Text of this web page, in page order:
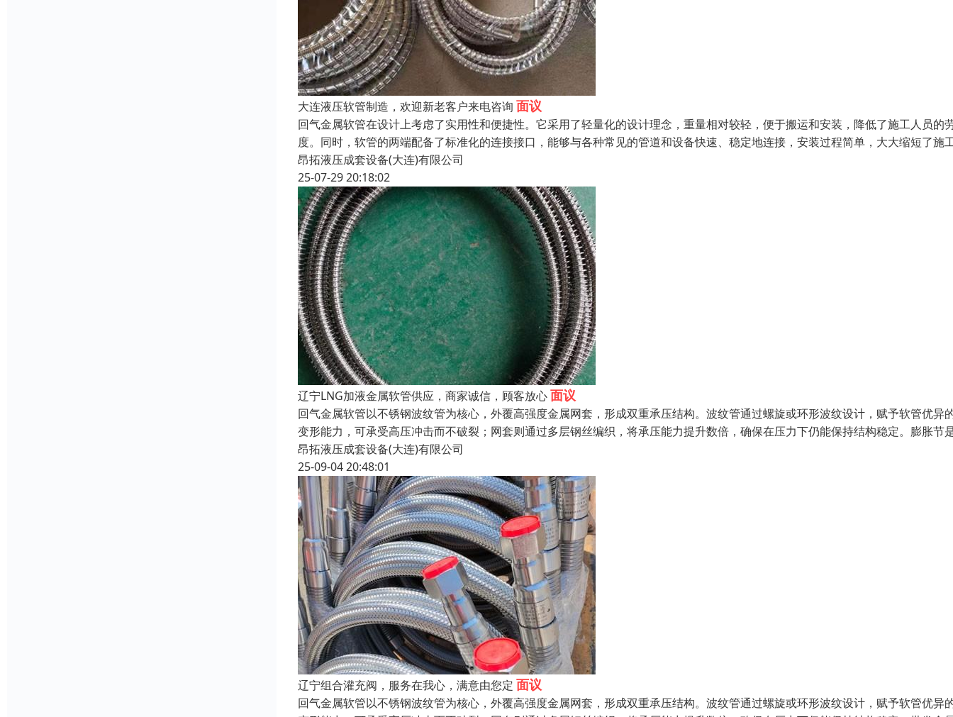
大连液压软管制造，欢迎新老客户来电咨询 面议
回气金属软管在设计上考虑了实用性和便捷性。它采用了轻量化的设计理念，重量相对较轻，便于搬运和安装，降低了施工人员的
度。同时，软管的两端配备了标准化的连接接口，能够与各种常见的管道和设备快速、稳定地连接，安装过程简单，大大缩短了施
昂拓液压成套设备(大连)有限公司
25-07-29 20:18:02
辽宁LNG加液金属软管供应，商家诚信，顾客放心面议
回气金属软管以不锈钢波纹管为核心，外覆高强度金属网套，形成双重承压结构。波纹管通过螺旋或环形波纹设计，赋予软管优异
变形能力，可承受高压冲击而不破裂；网套则通过多层钢丝编织，将承压能力提升数倍，确保在压力下仍能保持结构稳定。膨胀节
昂拓液压成套设备(大连)有限公司
25-09-04 20:48:01
辽宁组合灌充阀，服务在我心，满意由您定 面议
回气金属软管以不锈钢波纹管为核心，外覆高强度金属网套，形成双重承压结构。波纹管通过螺旋或环形波纹设计，赋予软管优异